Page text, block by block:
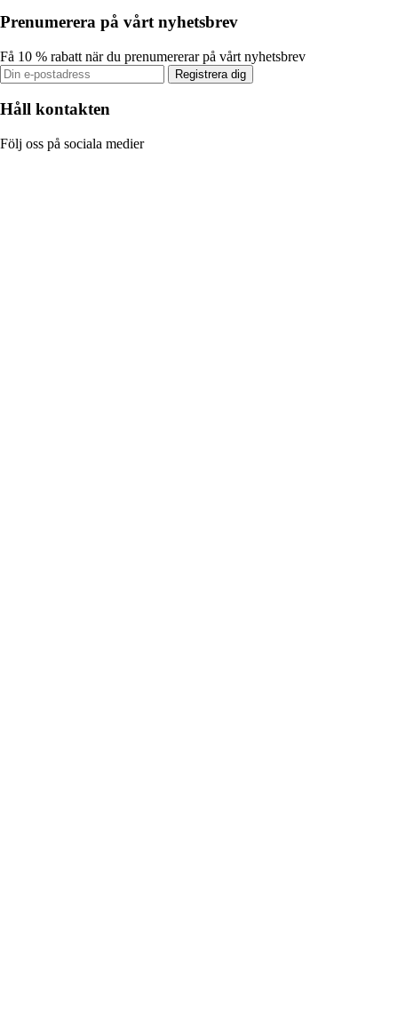
Prenumerera på vårt nyhetsbrev
Få 10 % rabatt när du prenumererar på vårt nyhetsbrev
Registrera dig
Håll kontakten
Följ oss på sociala medier